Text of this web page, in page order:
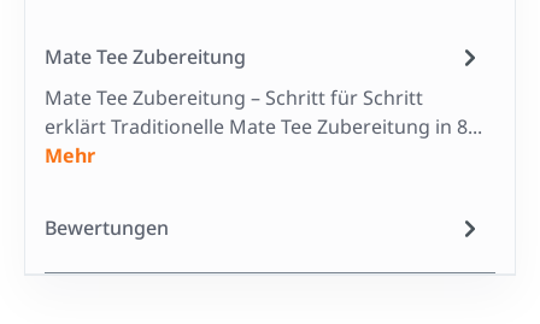
Mate Tee Zubereitung
Mate Tee Zubereitung – Schritt für Schritt
erklärt Traditionelle Mate Tee Zubereitung in 8...
Mehr
Bewertungen